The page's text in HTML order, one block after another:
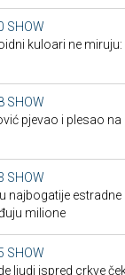
SHOW
kuloari ne miruju:
SHOW
pjevao i plesao na
SHOW
najbogatije estradne
milione
SHOW
ljudi ispred crkve